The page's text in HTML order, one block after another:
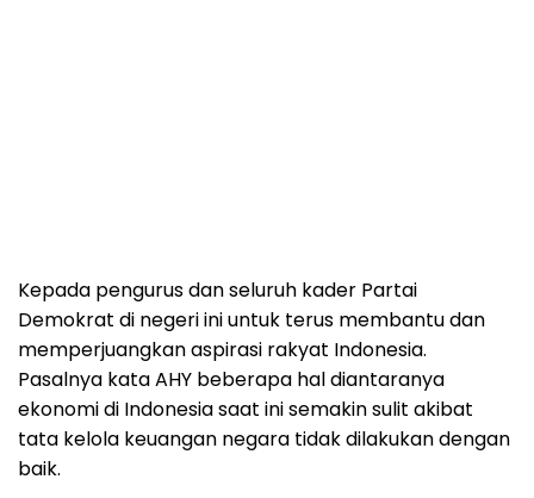
Kepada pengurus dan seluruh kader Partai
Demokrat di negeri ini untuk terus membantu dan
memperjuangkan aspirasi rakyat Indonesia.
Pasalnya kata AHY beberapa hal diantaranya
ekonomi di Indonesia saat ini semakin sulit akibat
tata kelola keuangan negara tidak dilakukan dengan
baik.